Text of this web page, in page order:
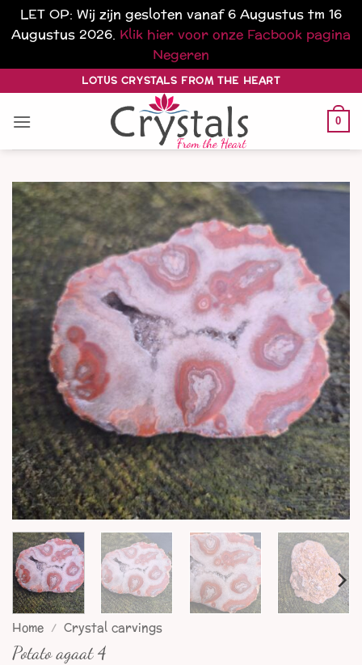
LET OP: Wij zijn gesloten vanaf 6 Augustus tm 16
Augustus 2026. Klik hier voor onze Facbook pagina
Negeren
naar
inhoud
LOTUS CRYSTALS FROM THE HEART
0
Home / Crystal carvings
Potato agaat 4